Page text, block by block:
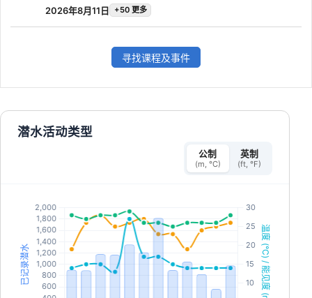
2026年8月11日 +50 更多
寻找课程及事件
潜水活动类型
公制
(m, °C)
英制
(ft, °F)